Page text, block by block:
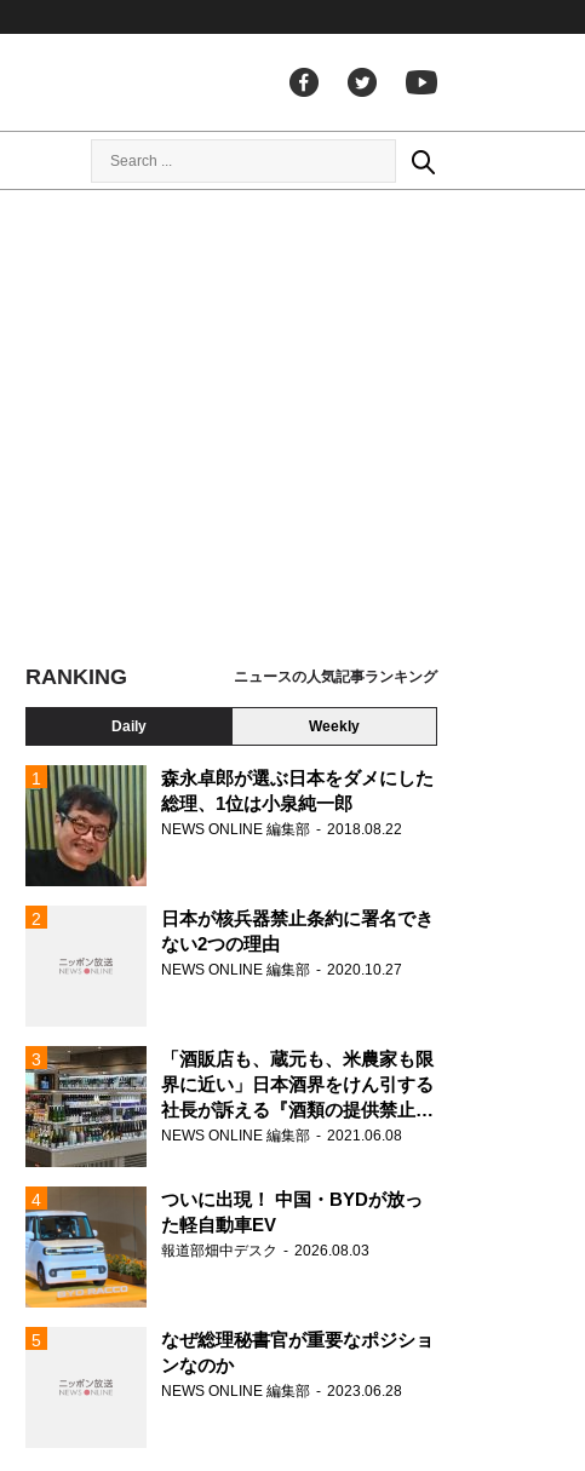
RANKING ニュースの人気記事ランキング
Daily Weekly
森永卓郎が選ぶ日本をダメにした
総理、1位は小泉純一郎
NEWS ONLINE 編集部 2018.08.22
日本が核兵器禁止条約に署名でき
ない2つの理由
NEWS ONLINE 編集部 2020.10.27
「酒販店も、蔵元も、米農家も限
界に近い」日本酒界をけん引する
社長が訴える『酒類の提供禁止』
策の大打撃
NEWS ONLINE 編集部 2021.06.08
ついに出現！ 中国・BYDが放っ
た軽自動車EV
報道部畑中デスク 2026.08.03
なぜ総理秘書官が重要なポジショ
ンなのか
NEWS ONLINE 編集部 2023.06.28